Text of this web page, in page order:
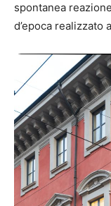
spontanea
d’epoca realizzato